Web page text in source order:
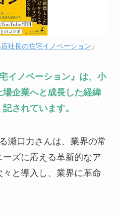
社長の住宅イノベーション 』
イノベーション』は、小
企業へと成長した経緯
されています。
瀬口力さんは、業界の常
ズに応える革新的なア
と導入し、業界に革命